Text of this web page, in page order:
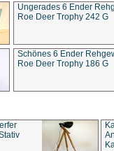
Ungerades 6 Ender
Roe Deer Trophy 242 G
Schönes 6 Ender
Roe Deer Trophy 186 G